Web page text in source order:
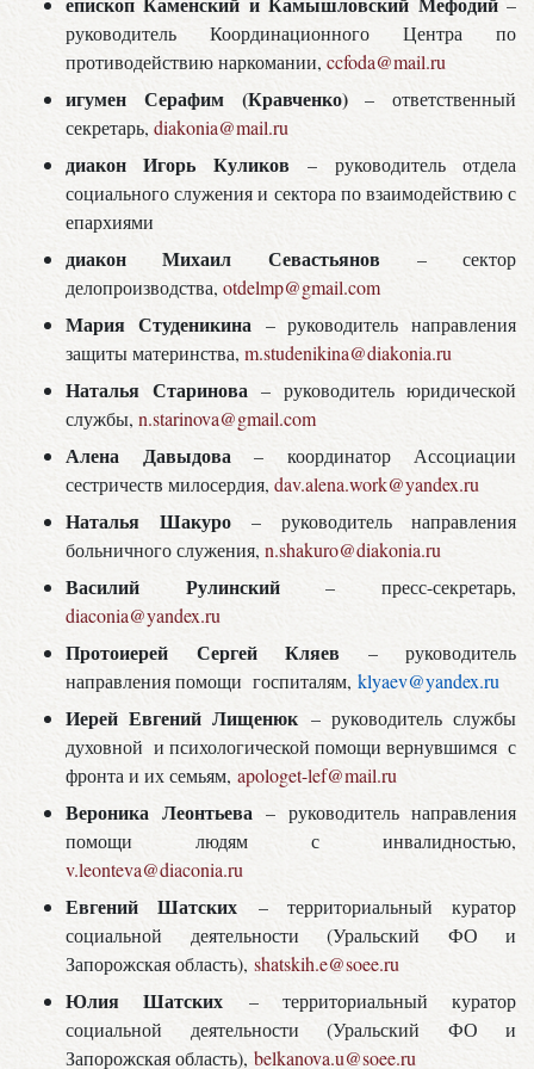
руководитель Координационного Центра по
противодействию наркомании, ccfoda@mail.ru
игумен Серафим (Кравченко)– ответственный
секретарь, diakonia@mail.ru
диакон Игорь Куликов– руководитель отдела
социального служения и сектора по взаимодействию с
епархиями
диакон Михаил Севастьянов – сектор
делопроизводства, otdelmp@gmail.com
Мария Студеникина – руководитель направления
защиты материнства, m.studenikina@diakonia.ru
Наталья Старинова – руководитель юридической
службы, n.starinova@gmail.com
Алена Давыдова – координатор Ассоциации
сестричеств милосердия, dav.alena.work@yandex.ru
Наталья Шакуро– руководитель направления
больничного служения, n.shakuro@diakonia.ru
Василий Рулинский– пресс-секретарь,
diaconia@yandex.ru
Протоиерей Сергей Кляев – руководитель
направления помощи госпиталям, klyaev@yandex.ru
Иерей Евгений Лищенюк – руководитель службы
духовной и психологической помощи вернувшимся с
фронта и их семьям, apologet-lef@mail.ru
Вероника Леонтьева – руководитель направления
помощи людям с инвалидностью,
v.leonteva@diaconia.ru
Евгений Шатских – территориальный куратор
социальной деятельности (Уральский ФО и
Запорожская область), shatskih.e@soee.ru
Юлия Шатских – территориальный куратор
социальной деятельности (Уральский ФО и
Запорожская область), belkanova.u@soee.ru